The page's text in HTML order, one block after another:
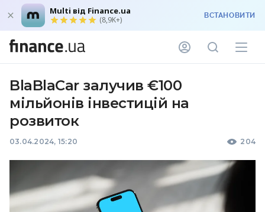
Multi від Finance.ua
(8,9K+) ВСТАНОВИТИ
BlaBlaCar залучив €100
мільйонів інвестицій на
розвиток
03.04.2024, 15:20 204